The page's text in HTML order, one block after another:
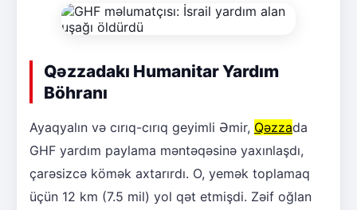
Qəzzadakı Humanitar Yardım
Böhranı
Ayaqyalın və cırıq-cırıq geyimli Əmir, Qəzzada
GHF yardım paylama məntəqəsinə yaxınlaşdı,
çarəsizcə kömək axtarırdı. O, yemək toplamaq
üçün 12 km (7.5 mil) yol qət etmişdi. Zəif oğlan